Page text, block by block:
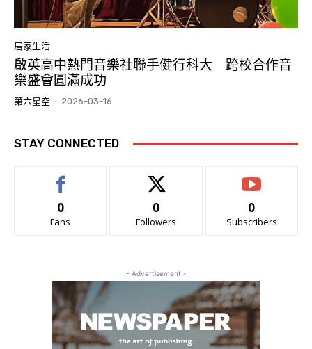
居家生活
啟英高中熱門音樂社聯手健行科大 跨校合作音
樂盛會圓滿成功
第六星空 - 2026-03-16
STAY CONNECTED
0
Fans
0
Followers
0
Subscribers
- Advertisement -